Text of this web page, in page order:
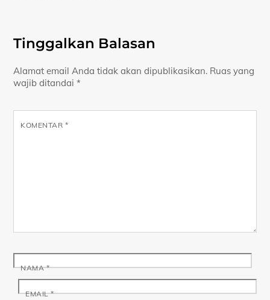
Tinggalkan Balasan
Alamat email Anda tidak akan dipublikasikan. Ruas yang
wajib ditandai*
KOMENTAR *
NAMA*
EMAIL*